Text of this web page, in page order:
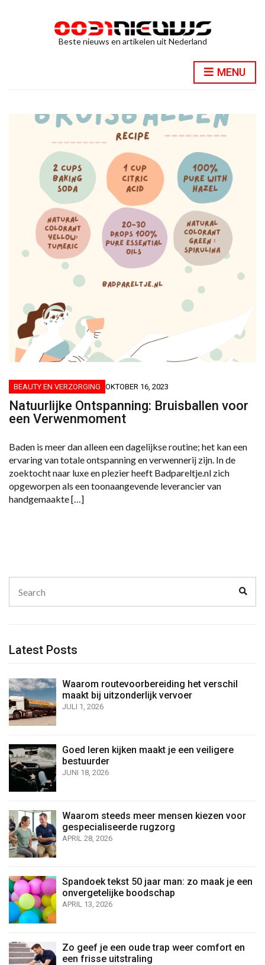
Beste nieuws en artikelen uit Nederland
MENU
BEAUTY EN VERZORGING OKTOBER 16, 2023
Natuurlijke Ontspanning: Bruisballen voor
een Verwenmoment
Baden is meer dan alleen een dagelijkse routine; het kan een
ervaring van totale ontspanning en verwennerij zijn. In de
zoektocht naar luxe en plezier heeft Badpareltje.nl zich
opgeworpen als een toonaangevende leverancier van
handgemaakte […]
for:
Latest Posts
Waarom routevoorbereiding het verschil
maakt bij uitzonderlijk vervoer
JULI 1, 2026
Goed leren kijken maakt je een veiligere
bestuurder
JUNI 18, 2026
Waarom steeds meer mensen kiezen voor
gespecialiseerde rugzorg
APRIL 28, 2026
Spandoek tekst 50 jaar man: zo maak je een
onvergetelijke boodschap
APRIL 13, 2026
Zo geef je een oude trap weer comfort en
een frisse uitstraling